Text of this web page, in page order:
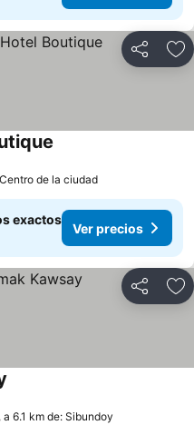
Compartir
de la ciudad
exactos
Ver precios
Compartir
a 6.1 km de: Sibundoy